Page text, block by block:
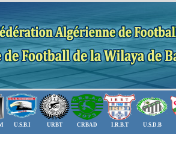
U.S.B.I URBT CRBAD I.R.B.T U.S.D.B